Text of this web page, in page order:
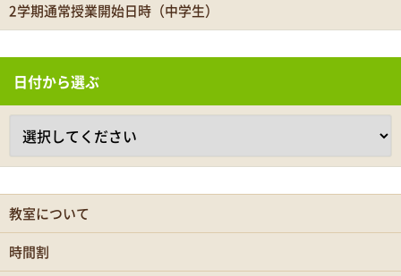
2学期通常授業開始日時（中学生）
日付から選ぶ
教室について
時間割